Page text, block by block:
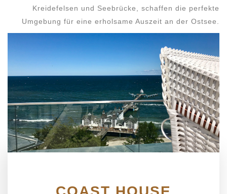
Kreidefelsen und Seebrücke, schaffen die perfekte
Umgebung für eine erholsame Auszeit an der Ostsee.